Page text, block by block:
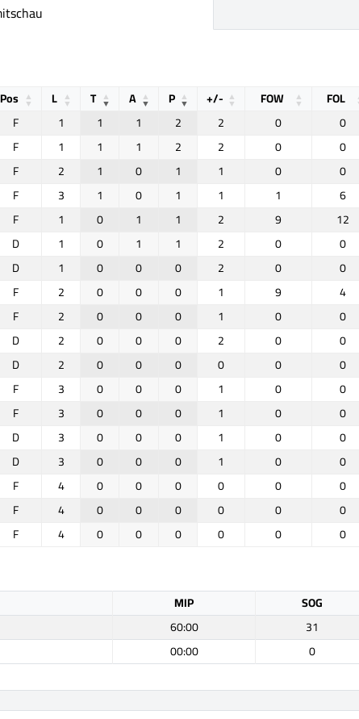
Pos L T A P +/- FOW FOL
F 1 1 1 2 2 0 0
F 1 1 1 2 2 0 0
F 2 1 0 1 1 0 0
F 3 1 0 1 1 1 6
F 1 0 1 1 2 9 12
D 1 0 1 1 2 0 0
D 1 0 0 0 2 0 0
F 2 0 0 0 1 9 4
F 2 0 0 0 1 0 0
D 2 0 0 0 2 0 0
D 2 0 0 0 0 0 0
F 3 0 0 0 1 0 0
F 3 0 0 0 1 0 0
D 3 0 0 0 1 0 0
D 3 0 0 0 1 0 0
F 4 0 0 0 0 0 0
F 4 0 0 0 0 0 0
F 4 0 0 0 0 0 0
MIP SOG
60:00 31
00:00 0